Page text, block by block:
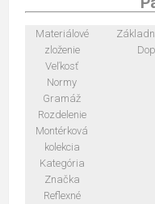
Materiálové
zloženie
Veľkosť
Normy
Gramáž
Rozdelenie
Montérková
kolekcia
Kategória
Značka
Reflexné